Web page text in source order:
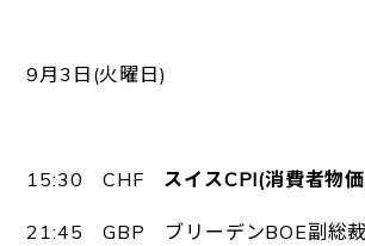
9月3日(火曜日)
15:30 CHF スイスCPI(消費者物
21:45 GBP ブリーデンBOE副総